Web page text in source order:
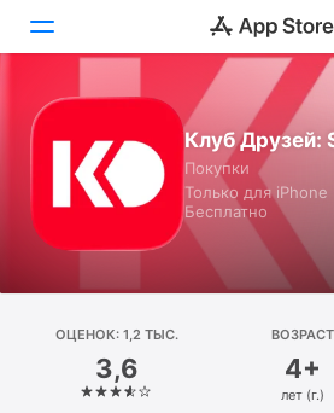
Игры
Приложения
Платформа
iPhone
Клуб Друзей:
Покупки
Только для iPhone
Бесплатно
ОЦЕНОК: 1,2 ТЫС.
3,6
ВОЗРАСТ
4+
лет (г.)